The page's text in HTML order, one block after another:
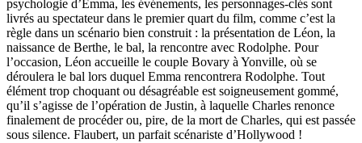
psychologie d’Emma, les événements, les personnages-clés sont
livrés au spectateur dans le premier quart du film, comme c’est la
règle dans un scénario bien construit : la présentation de Léon, la
naissance de Berthe, le bal, la rencontre avec Rodolphe. Pour
l’occasion, Léon accueille le couple Bovary à Yonville, où se
déroulera le bal lors duquel Emma rencontrera Rodolphe. Tout
élément trop choquant ou désagréable est soigneusement gommé,
qu’il s’agisse de l’opération de Justin, à laquelle Charles renonce
finalement de procéder ou, pire, de la mort de Charles, qui est passée
sous silence. Flaubert, un parfait scénariste d’Hollywood !